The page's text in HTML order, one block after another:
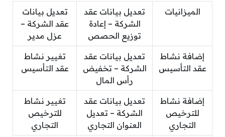
الميزانيات
تعديل بيانات عقد
الشركة – إعادة
توزيع الحصص
تعديل بيانات
عقد الشركة –
عزل مدير
إضافة نشاط
عقد التأسيس
تعديل بيانات عقد
الشركة – تخفيض
رأس المال
تغيير نشاط
عقد التأسيس
إضافة نشاط
للترخيص
التجاري
تعديل بيانات عقد
الشركة – تعديل
العنوان التجاري
تغيير نشاط
للترخيص
التجاري